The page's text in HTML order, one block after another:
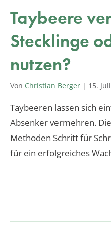
Taybeere
Stecklinge
nutzen?
Von Christian Berger | 15.
Taybeeren lassen sich
Absenker vermehren.
Methoden Schritt für
für ein erfolgreiches